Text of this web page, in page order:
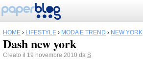
HOME › LIFESTYLE › MODA E TREND › NEW YORK
Dash new york
Creato il 19 novembre 2010 da S